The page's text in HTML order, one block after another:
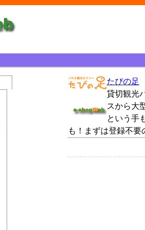
たびの足
貸切観光
スから大
という手
も！まずは登録不要